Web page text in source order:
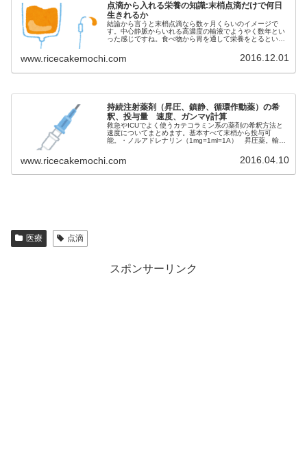
点滴から入れる栄養の知識:末梢点滴だけで何日
生きれるか
結論から言うと末梢点滴なら数ヶ月くらいのイメージで
す。中心静脈からいれる高濃度の輸液でようやく数年とい
った感じですね。食べ物から胃を通して栄養をとるという
www.ricecakemochi.com 2016.12.01
持続注射薬剤（昇圧、鎮静、循環作動薬）の希
釈、投与量 速度、ガンマγ計算
救急やICUでよく使うカテコラミン系の薬剤の希釈方法と
速度についてまとめます。基本すべて末梢から投与可
能。・ノルアドレナリン（1mg=1ml=1A） 昇圧薬。輸液
www.ricecakemochi.com 2016.04.10
医療 点滴
スポンサーリンク